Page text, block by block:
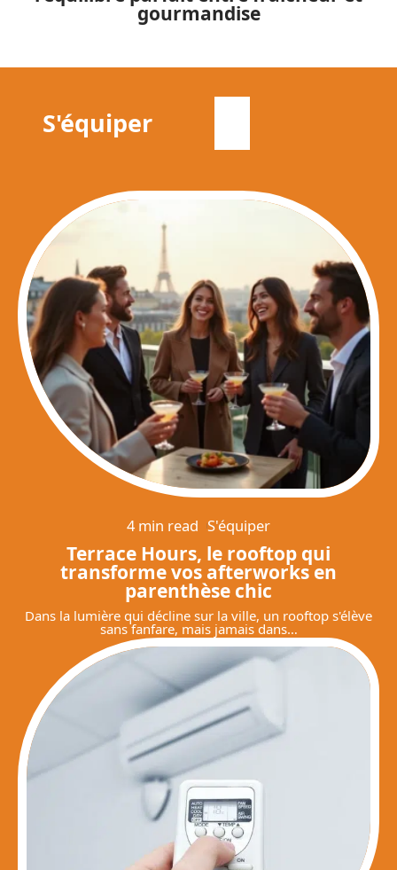
gourmandise
S'équiper
4 min read S'équiper
Terrace Hours, le rooftop qui
transforme vos afterworks en
parenthèse chic
Dans la lumière qui décline sur la ville, un rooftop s'élève
sans fanfare, mais jamais dans…